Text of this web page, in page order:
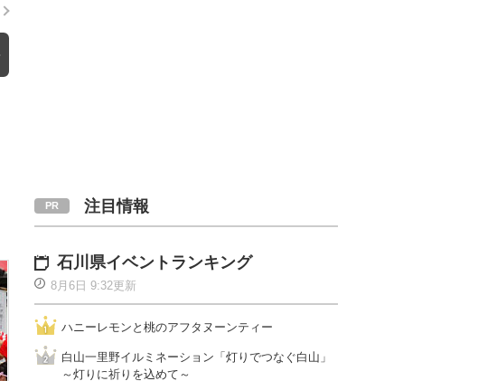
注目情報
石川県イベントランキング
8月6日 9:32更新
ハニーレモンと桃のアフタヌーンティー
白山一里野イルミネーション「灯りでつなぐ白山」
～灯りに祈りを込めて～